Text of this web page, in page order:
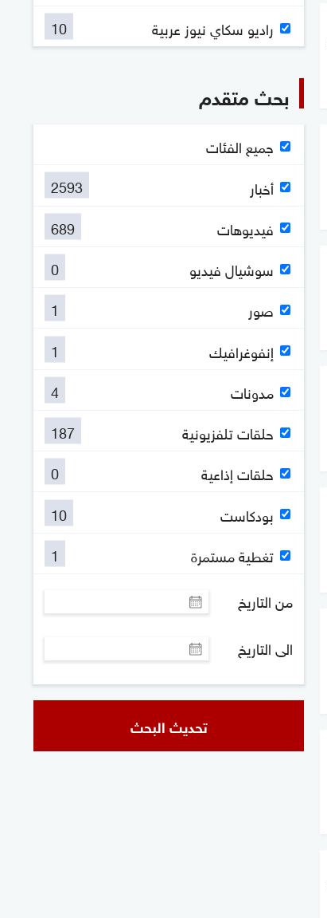
راديو سكاي نيوز عربية
10
بحث متقدم
جميع الفئات
أخبار
2593
فيديوهات
689
سوشيال فيديو
0
صور
1
إنفوغرافيك
1
مدونات
4
حلقات تلفزيونية
187
حلقات إذاعية
0
بودكاست
10
تغطية مستمرة
1
من التاريخ
الى التاريخ
تحديث البحث